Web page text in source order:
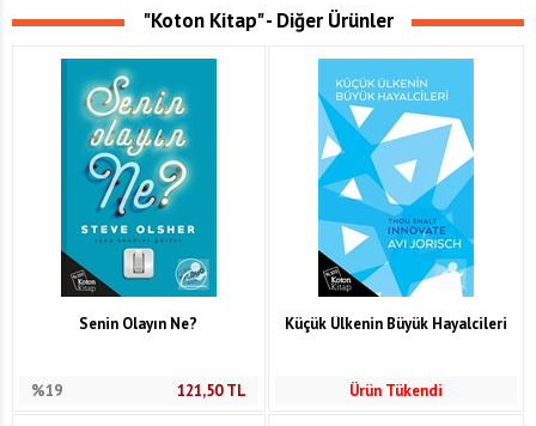
"Koton Kitap" - Diğer Ürünler
Senin Olayın Ne?
%19 121,50TL
Küçük Ülkenin Büyük Hayalcileri
Ürün Tükendi